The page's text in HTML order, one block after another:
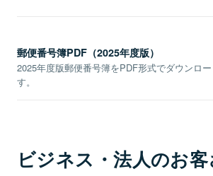
郵便番号簿PDF（2025年度版）
2025年度版郵便番号簿をPDF形式でダウンロー
す。
ビジネス・法人のお